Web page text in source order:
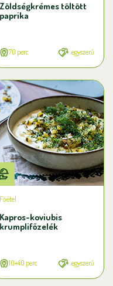
Zöldségkrémes töltött
paprika
70 perc egyszerű
Főétel
Kapros-koviubis
krumplifőzelék
10+40 perc egyszerű